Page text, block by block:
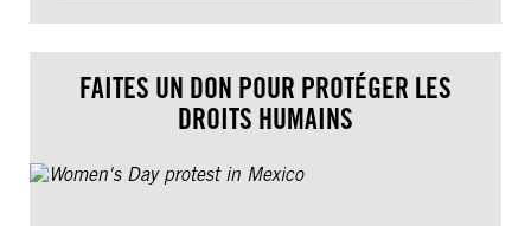
FAITES UN DON POUR PROTÉGER LES
DROITS HUMAINS